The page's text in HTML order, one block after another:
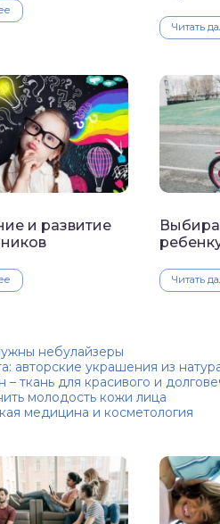
Читать
и развитие
Читать
небулайзеры
авторские украшения из
– ткань для красивого и
молодость кожи лица
медицина и косметология